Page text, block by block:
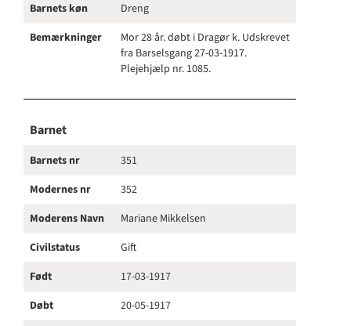
Barnets køn
Dreng
Bemærkninger
Mor 28 år. døbt i Dragør k. Udskrevet
fra Barselsgang 27-03-1917.
Plejehjælp nr. 1085.
Barnet
Barnets nr
351
Modernes nr
352
Moderens Navn
Mariane Mikkelsen
Civilstatus
Gift
Født
17-03-1917
Døbt
20-05-1917